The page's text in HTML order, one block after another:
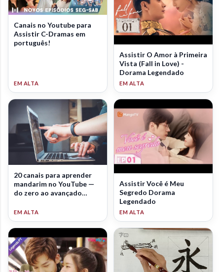
Canais no Youtube para
Assistir C-Dramas em
português!
Assistir O Amor à Primeira
Vista (Fall in Love) -
Dorama Legendado
20 canais para aprender
mandarim no YouTube —
do zero ao avançado
Assistir Você é Meu
Segredo Dorama
Legendado